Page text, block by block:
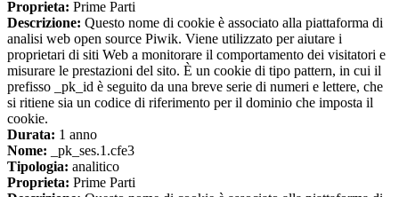
Proprieta: Prime Parti
Descrizione: Questo nome di cookie è associato alla piattaforma di
analisi web open source Piwik. Viene utilizzato per aiutare i
proprietari di siti Web a monitorare il comportamento dei visitatori e
misurare le prestazioni del sito. È un cookie di tipo pattern, in cui il
prefisso _pk_id è seguito da una breve serie di numeri e lettere, che
si ritiene sia un codice di riferimento per il dominio che imposta il
cookie.
Durata: 1 anno
Nome: _pk_ses.1.cfe3
Tipologia: analitico
Proprieta: Prime Parti